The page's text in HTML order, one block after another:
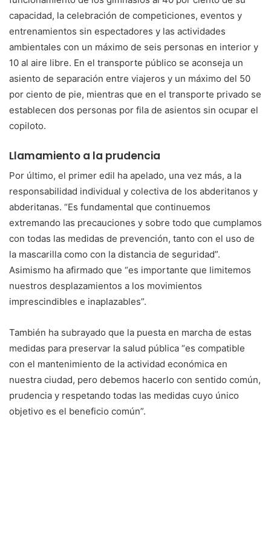
capacidad, la celebración de competiciones, eventos y
entrenamientos sin espectadores y las actividades
ambientales con un máximo de seis personas en interior y
10 al aire libre. En el transporte público se aconseja un
asiento de separación entre viajeros y un máximo del 50
por ciento de pie, mientras que en el transporte privado se
establecen dos personas por fila de asientos sin ocupar el
copiloto.
Llamamiento a la prudencia
Por último, el primer edil ha apelado, una vez más, a la
responsabilidad individual y colectiva de los abderitanos y
abderitanas. “Es fundamental que continuemos
extremando las precauciones y sobre todo que cumplamos
con todas las medidas de prevención, tanto con el uso de
la mascarilla como con la distancia de seguridad”.
Asimismo ha afirmado que “es importante que limitemos
nuestros desplazamientos a los movimientos
imprescindibles e inaplazables”.
También ha subrayado que la puesta en marcha de estas
medidas para preservar la salud pública “es compatible
con el mantenimiento de la actividad económica en
nuestra ciudad, pero debemos hacerlo con sentido común,
prudencia y respetando todas las medidas cuyo único
objetivo es el beneficio común”.